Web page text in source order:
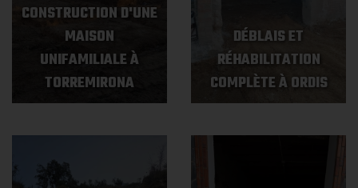
CONSTRUCTION D'UNE
MAISON
UNIFAMILIALE À
TORREMIRONA
DÉBLAIS ET
RÉHABILITATION
COMPLÈTE À ORDIS